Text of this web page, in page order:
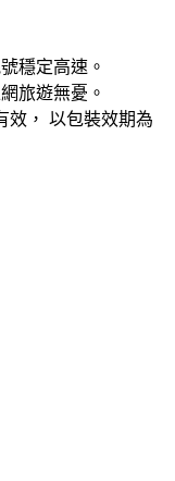
穩定高速。
旅遊無憂。
效， 以包裝效期為